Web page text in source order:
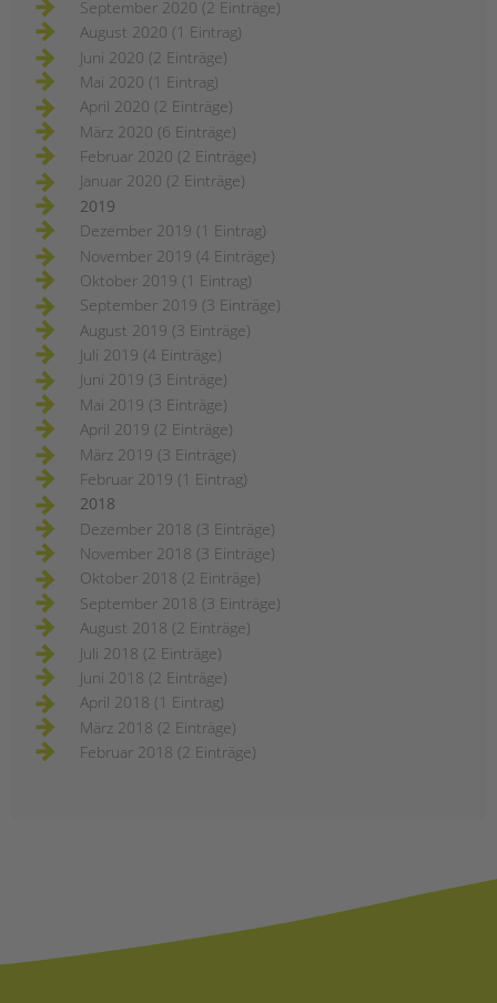
September 2020 (2 Einträge)
August 2020 (1 Eintrag)
Juni 2020 (2 Einträge)
Mai 2020 (1 Eintrag)
April 2020 (2 Einträge)
März 2020 (6 Einträge)
Februar 2020 (2 Einträge)
Januar 2020 (2 Einträge)
2019
Dezember 2019 (1 Eintrag)
November 2019 (4 Einträge)
Oktober 2019 (1 Eintrag)
September 2019 (3 Einträge)
August 2019 (3 Einträge)
Juli 2019 (4 Einträge)
Juni 2019 (3 Einträge)
Mai 2019 (3 Einträge)
April 2019 (2 Einträge)
März 2019 (3 Einträge)
Februar 2019 (1 Eintrag)
2018
Dezember 2018 (3 Einträge)
November 2018 (3 Einträge)
Oktober 2018 (2 Einträge)
September 2018 (3 Einträge)
August 2018 (2 Einträge)
Juli 2018 (2 Einträge)
Juni 2018 (2 Einträge)
April 2018 (1 Eintrag)
März 2018 (2 Einträge)
Februar 2018 (2 Einträge)